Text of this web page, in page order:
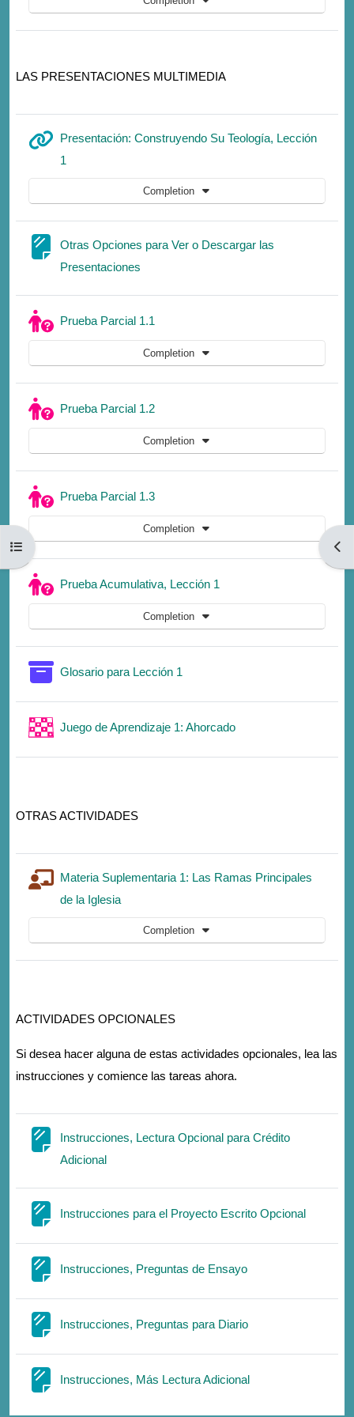
Open course index
LAS PRESENTACIONES MULTIMEDIA
Presentación: Construyendo Su Teología, Lección
1
Completion
Otras Opciones para Ver o Descargar las
Presentaciones
Prueba Parcial 1.1
Completion
Prueba Parcial 1.2Quiz
Completion
Prueba Parcial 1.3Quiz
Completion
Prueba Acumulativa, Lección 1
Completion
Glosario para Lección 1
Juego de Aprendizaje 1: AhorcadoGame
OTRAS ACTIVIDADES
Materia Suplementaria 1: Las Ramas Principales
de la IglesiaLesson
Completion
ACTIVIDADES OPCIONALES
Si desea hacer alguna de estas actividades opcionales, lea las
instrucciones y comience las tareas ahora.
Instrucciones, Lectura Opcional para Crédito
AdicionalPage
Instrucciones para el Proyecto Escrito OpcionalPage
Instrucciones, Preguntas de EnsayoPage
Instrucciones, Preguntas para DiarioPage
Instrucciones, Más Lectura AdicionalPage